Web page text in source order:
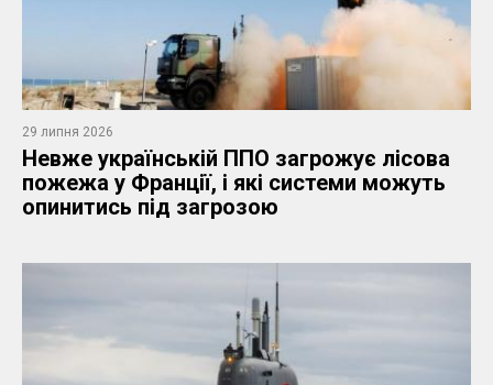
29 липня 2026
Невже українській ППО загрожує лісова
пожежа у Франції, і які системи можуть
опинитись під загрозою